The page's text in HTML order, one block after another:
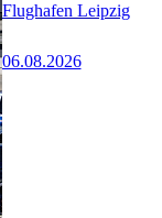
Flughafen Leipzig
06.08.2026